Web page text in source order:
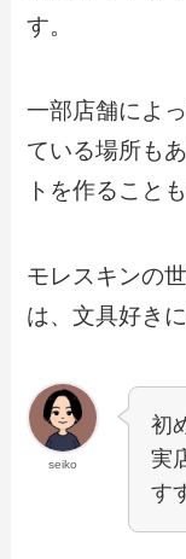
す。
一部店舗によ
ている場所も
トを作ること
モレスキンの
は、文具好き
seiko
初
実
す